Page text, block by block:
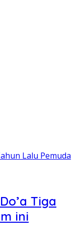
Tiga
ini